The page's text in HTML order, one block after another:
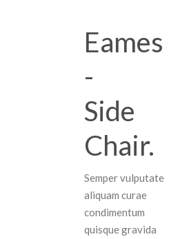
Eames
-
Side
Chair.
Semper vulputate
aliquam curae
condimentum
quisque gravida